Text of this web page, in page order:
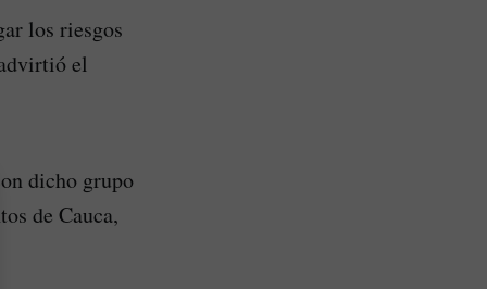
los riesgos
el
dicho grupo
de Cauca,